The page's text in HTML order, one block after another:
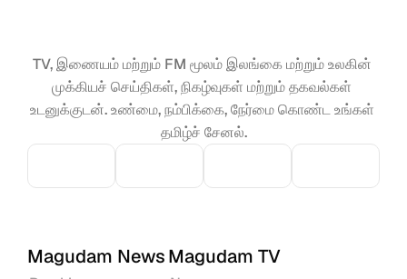
TV, இணையம் மற்றும் FM மூலம் இலங்கை மற்றும் உலகின்
முக்கியச் செய்திகள், நிகழ்வுகள் மற்றும் தகவல்கள்
உடனுக்குடன். உண்மை, நம்பிக்கை, நேர்மை கொண்ட உங்கள்
தமிழ்ச் சேனல்.
Magudam NewsMagudam TV